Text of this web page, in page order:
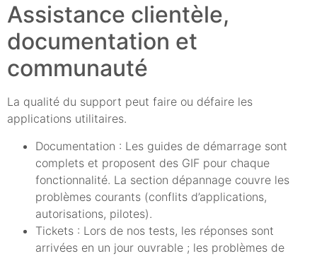
Assistance clientèle,
documentation et
communauté
La qualité du support peut faire ou défaire les
applications utilitaires.
Documentation : Les guides de démarrage sont
complets et proposent des GIF pour chaque
fonctionnalité. La section dépannage couvre les
problèmes courants (conflits d’applications,
autorisations, pilotes).
Tickets : Lors de nos tests, les réponses sont
arrivées en un jour ouvrable ; les problèmes de